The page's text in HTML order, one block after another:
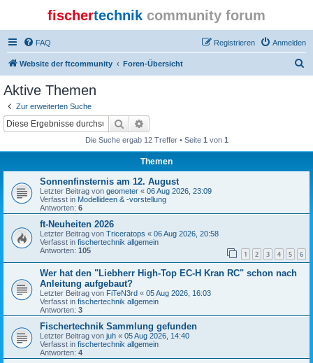
fischertechnik community forum
FAQ Anmelden
Registrieren
Website der ftcommunity Foren-Übersicht
Aktive Themen
Zur erweiterten Suche
Suche
Die Suche ergab 12 Treffer • Seite 1 von 1
Themen
Sonnenfinsternis am 12. August
Letzter Beitrag von geometer « 06 Aug 2026, 23:09
Verfasst in Modellideen & -vorstellung
Antworten: 6
ft-Neuheiten 2026
Letzter Beitrag von Triceratops « 06 Aug 2026, 20:58
Verfasst in fischertechnik allgemein
Antworten: 105 1 2 3 4 5 6
Wer hat den "Liebherr High-Top EC-H Kran RC" schon nach
Anleitung aufgebaut?
Letzter Beitrag von FiTeN3rd « 05 Aug 2026, 16:03
Verfasst in fischertechnik allgemein
Antworten: 3
Fischertechnik Sammlung gefunden
Letzter Beitrag von juh « 05 Aug 2026, 14:40
Verfasst in fischertechnik allgemein
Antworten: 4